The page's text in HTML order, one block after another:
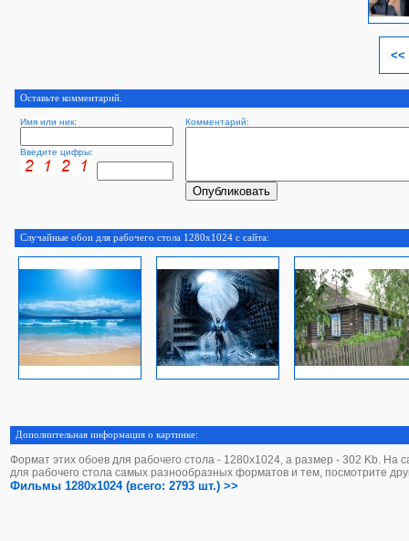
<<
Оставьте комментарий.
Имя или ник: Комментарий:
Введите цифры:
Случайные обои для рабочего стола 1280x1024 с сайта:
Дополнительная информация о картинке:
Формат этих обоев для рабочего стола - 1280х1024, а размер - 302 Kb. На
для рабочего стола самых разнообразных форматов и тем, посмотрите
Фильмы 1280x1024 (всего: 2793 шт.) >>